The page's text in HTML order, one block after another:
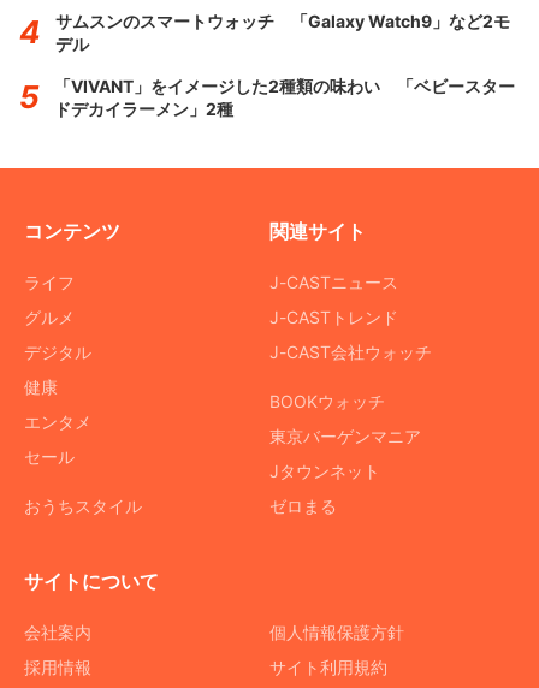
サムスンのスマートウォッチ 「Galaxy Watch9」など2モ
デル
「VIVANT」をイメージした2種類の味わい 「ベビースター
ドデカイラーメン」2種
コンテンツ
ライフ
グルメ
デジタル
健康
エンタメ
セール
おうちスタイル
関連サイト
J-CASTニュース
J-CASTトレンド
J-CAST会社ウォッチ
BOOKウォッチ
東京バーゲンマニア
Jタウンネット
ゼロまる
サイトについて
会社案内
採用情報
個人情報保護方針
サイト利用規約